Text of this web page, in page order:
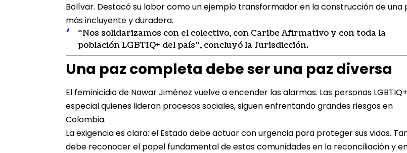
Bolívar. Destacó su labor como un ejemplo transformador en la construcción de una
más incluyente y duradera.
“Nos solidarizamos con el colectivo, con Caribe Afirmativo y con toda la
población LGBTIQ+ del país”, concluyó la Jurisdicción.
Una paz completa debe ser una paz diversa
El feminicidio de Nawar Jiménez vuelve a encender las alarmas. Las personas
especial quienes lideran procesos sociales, siguen enfrentando grandes riesgos en
Colombia.
La exigencia es clara: el Estado debe actuar con urgencia para proteger sus vidas.
debe reconocer el papel fundamental de estas comunidades en la reconciliación y